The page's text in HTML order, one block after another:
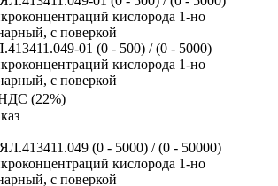
01 (0 - 500) / (0 - 5000)
кислорода 1-но
с поверкой
(22%)